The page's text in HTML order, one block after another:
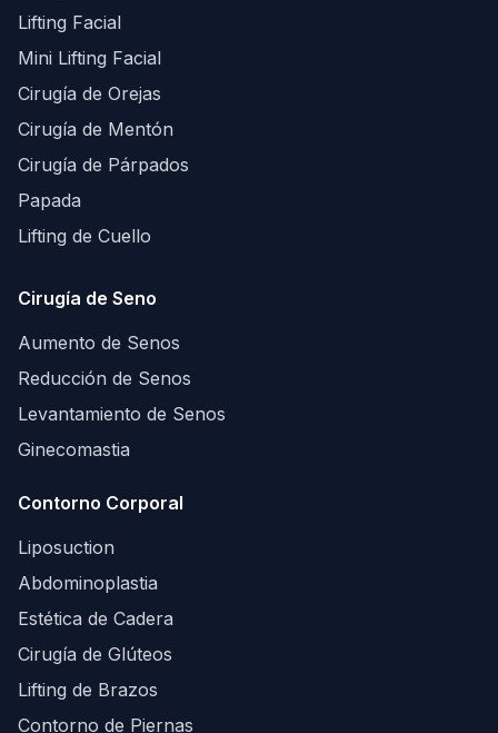
Lifting Facial
Mini Lifting Facial
Cirugía de Orejas
Cirugía de Mentón
Cirugía de Párpados
Papada
Lifting de Cuello
Cirugía de Seno
Aumento de Senos
Reducción de Senos
Levantamiento de Senos
Ginecomastia
Contorno Corporal
Liposuction
Abdominoplastia
Estética de Cadera
Cirugía de Glúteos
Lifting de Brazos
Contorno de Piernas